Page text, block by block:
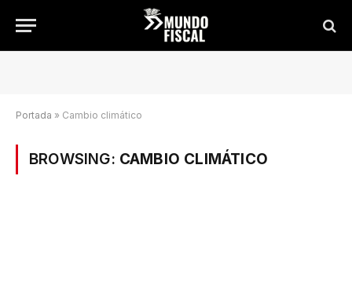
Portada » Cambio climático
BROWSING: CAMBIO CLIMÁTICO